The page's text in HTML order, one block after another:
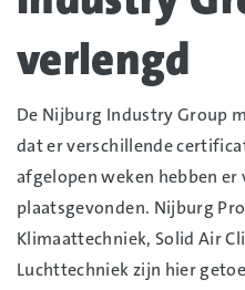
verlengd
De Nijburg Industry Group
dat er verschillende
afgelopen weken hebben
plaatsgevonden. Nijburg
Klimaattechniek, Solid Air
Luchttechniek zijn hier